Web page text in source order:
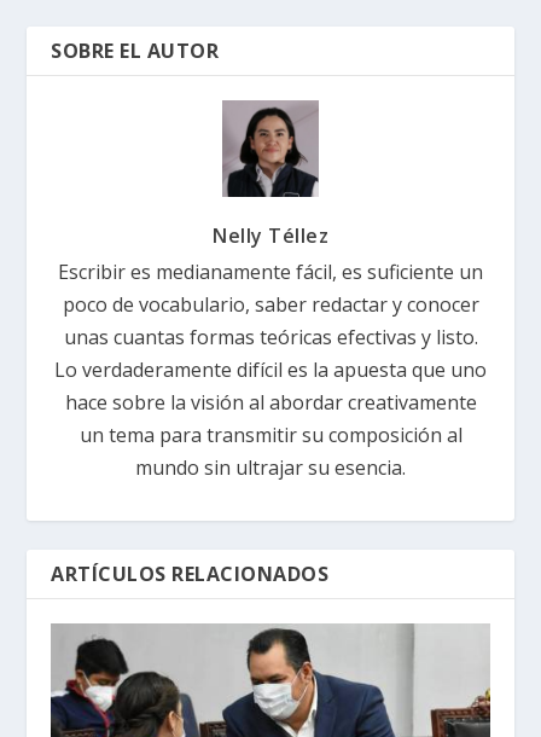
SOBRE EL AUTOR
Nelly Téllez
Escribir es medianamente fácil, es suficiente un
poco de vocabulario, saber redactar y conocer
unas cuantas formas teóricas efectivas y listo.
Lo verdaderamente difícil es la apuesta que uno
hace sobre la visión al abordar creativamente
un tema para transmitir su composición al
mundo sin ultrajar su esencia.
ARTÍCULOS RELACIONADOS